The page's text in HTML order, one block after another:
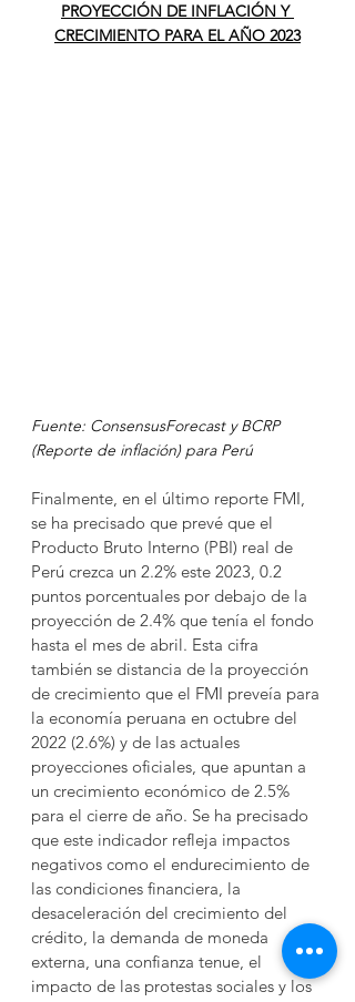
PROYECCIÓN DE INFLACIÓN Y
CRECIMIENTO PARA EL AÑO 2023
Fuente: ConsensusForecast y BCRP
(Reporte de inflación) para Perú
Finalmente, en el último reporte FMI,
se ha precisado que prevé que el
Producto Bruto Interno (PBI) real de
Perú crezca un 2.2% este 2023, 0.2
puntos porcentuales por debajo de la
proyección de 2.4% que tenía el fondo
hasta el mes de abril. Esta cifra
también se distancia de la proyección
de crecimiento que el FMI preveía para
la economía peruana en octubre del
2022 (2.6%) y de las actuales
proyecciones oficiales, que apuntan a
un crecimiento económico de 2.5%
para el cierre de año. Se ha precisado
que este indicador refleja impactos
negativos como el endurecimiento de
las condiciones financiera, la
desaceleración del crecimiento del
crédito, la demanda de moneda
externa, una confianza tenue, el
impacto de las protestas sociales y los